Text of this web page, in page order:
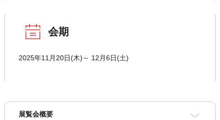
会期
2025年11月20日(木)～ 12月6日(土)
展覧会概要